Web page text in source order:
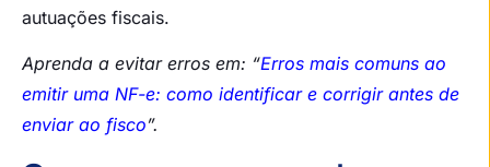
autuações fiscais.
Aprenda a evitar erros em: “Erros mais comuns ao
emitir uma NF-e: como identificar e corrigir antes de
enviar ao fisco”.